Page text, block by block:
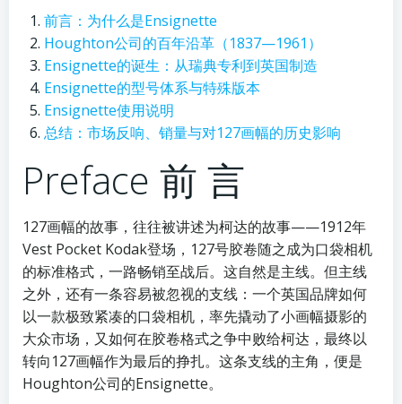
前言：为什么是Ensignette
Houghton公司的百年沿革（1837—1961）
Ensignette的诞生：从瑞典专利到英国制造
Ensignette的型号体系与特殊版本
Ensignette使用说明
总结：市场反响、销量与对127画幅的历史影响
Preface 前 言
127画幅的故事，往往被讲述为柯达的故事——1912年
Vest Pocket Kodak登场，127号胶卷随之成为口袋相机
的标准格式，一路畅销至战后。这自然是主线。但主线
之外，还有一条容易被忽视的支线：一个英国品牌如何
以一款极致紧凑的口袋相机，率先撬动了小画幅摄影的
大众市场，又如何在胶卷格式之争中败给柯达，最终以
转向127画幅作为最后的挣扎。这条支线的主角，便是
Houghton公司的Ensignette。